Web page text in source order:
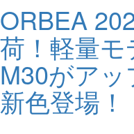
ORBEA
荷！軽量
M30がアッ
新色登場！